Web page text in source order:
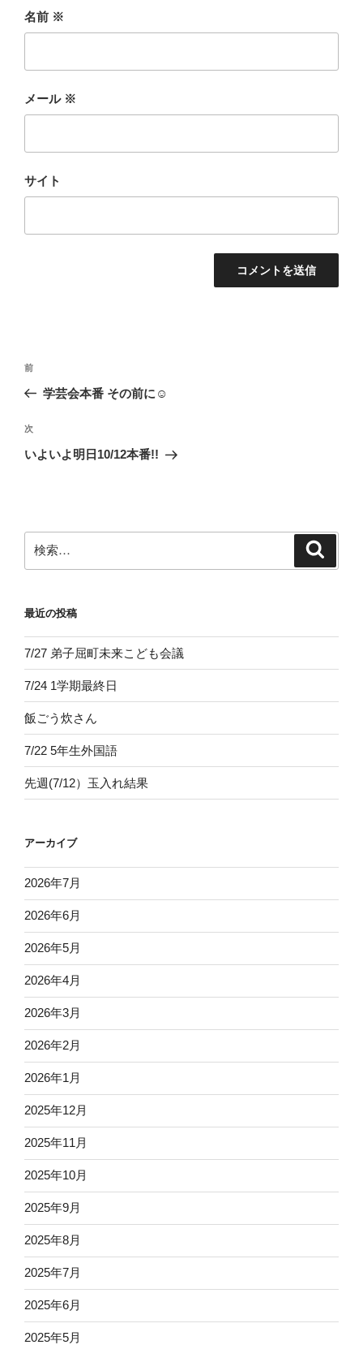
名前 ※
メール ※
サイト
投
ビ
ゲ
ン
前
の
稿
前
学芸会本番 その前に☺
次
の
次
いよいよ明日10/12本番!!
索:
最近の投稿
7/27 弟子屈町未来こども会議
7/24 1学期最終日
飯ごう炊さん
7/22 5年生外国語
先週(7/12）玉入れ結果
アーカイブ
2026年7月
2026年6月
2026年5月
2026年4月
2026年3月
2026年2月
2026年1月
2025年12月
2025年11月
2025年10月
2025年9月
2025年8月
2025年7月
2025年6月
2025年5月